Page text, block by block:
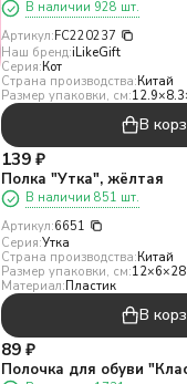
В наличии 928 шт.
Артикул:FC220237
Наш бренд:iLikeGift
Серия:Кот
Страна производства:Китай
Размер упаковки, см:
В
139 ₽
Полка "Утка", жёлтая
В наличии 851 шт.
Артикул:6651
Серия:Утка
Страна производства:Китай
Размер упаковки, см:12×6×28
Материал:Пластик
В
89 ₽
Полочка для обуви